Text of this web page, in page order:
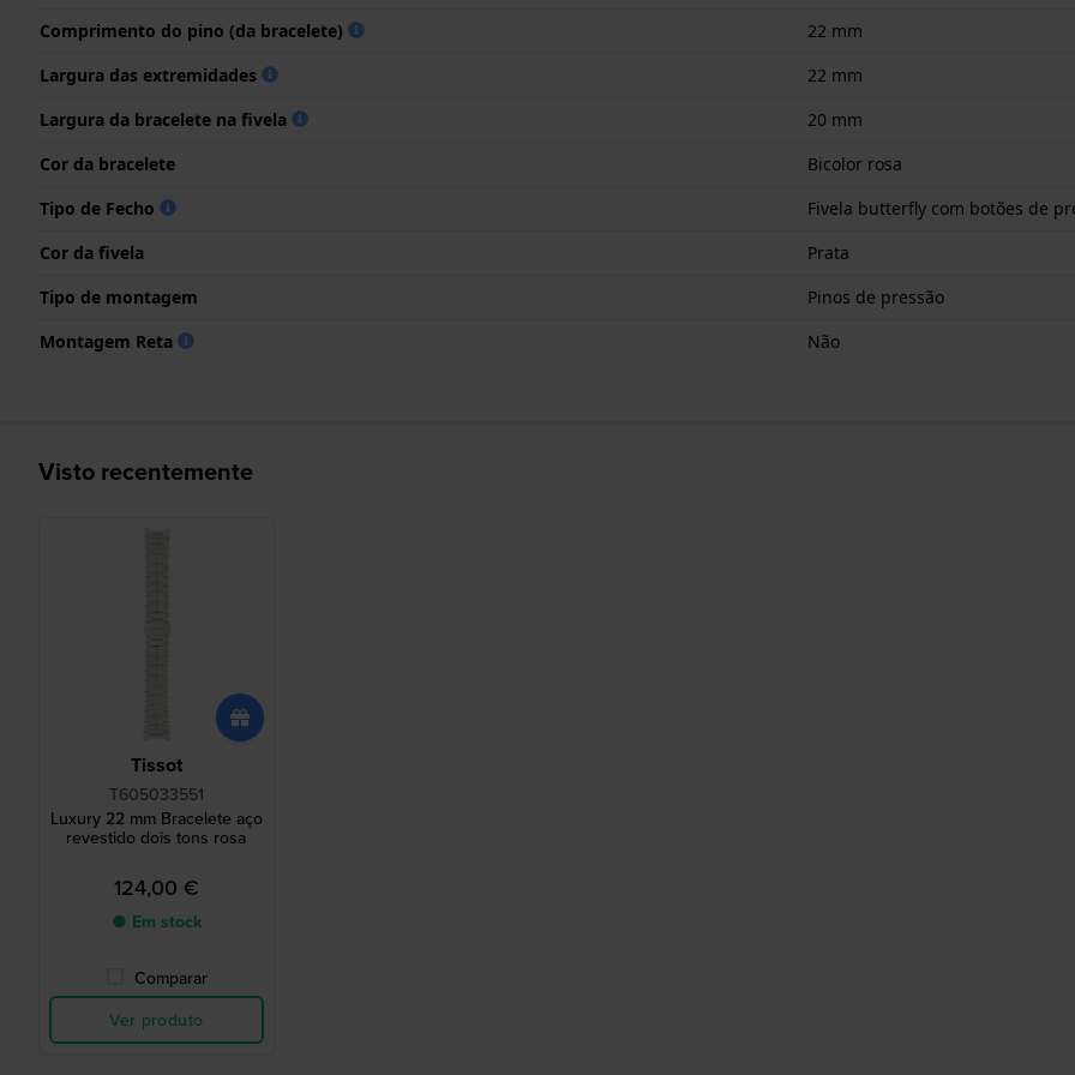
Comprimento do pino (da bracelete)
22 mm
Largura das extremidades
22 mm
Largura da bracelete na fivela
20 mm
Cor da bracelete
Bicolor rosa
Tipo de Fecho
Fivela butterfly com botões de
Cor da fivela
Prata
Tipo de montagem
Pinos de pressão
Montagem Reta
Não
Visto recentemente
Tissot
T605033551
Luxury 22 mm Bracelete aço
revestido dois tons rosa
124,00 €
● Em stock
Comparar
Ver produto